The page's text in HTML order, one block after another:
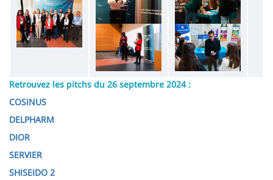
Image
Image Image
Retrouvez les pitchs du 26 septembre 2024 :
COSINUS
DELPHARM
DIOR
SERVIER
SHISEIDO 2